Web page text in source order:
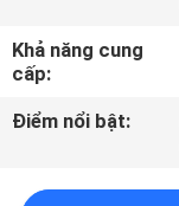
KIỂM
SOÁT
CHẤT
Khả năng cung
cấp:
Điểm nổi bật: